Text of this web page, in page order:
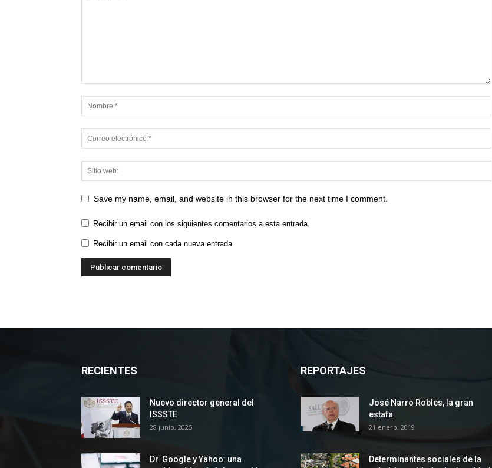
Save my name, email, and website in this browser for the next time I comment.
Recibir un email con los siguientes comentarios a esta entrada.
Recibir un email con cada nueva entrada.
RECIENTES
Nuevo director general del
ISSSTE
28 junio, 2025
Dr. Google y Yahoo: una
REPORTAJES
José Narro Robles, la gran
estafa
21 enero, 2019
Determinantes sociales de la